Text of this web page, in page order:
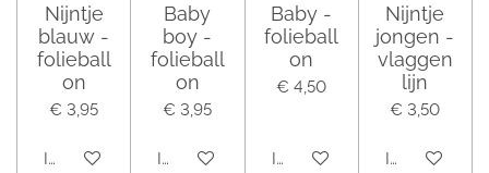
Nijntje
blauw -
folieball
on
€ 3,95
In winkelwagen
Baby
boy -
folieball
on
€ 3,95
In winkelwagen
Baby -
folieball
on
€ 4,50
In winkelwagen
Nijntje
jongen -
vlaggen
lijn
€ 3,50
In